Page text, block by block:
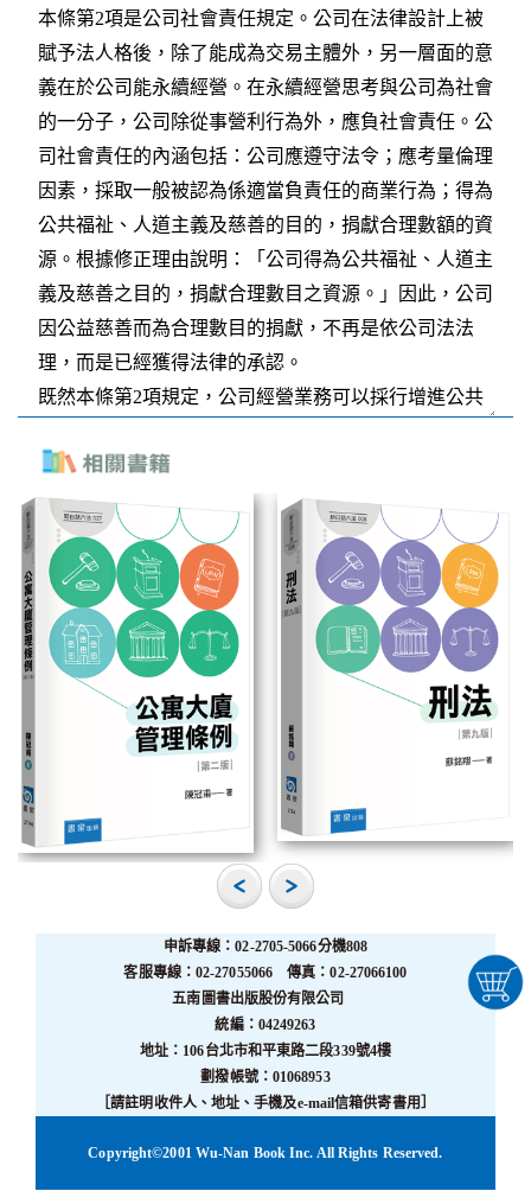
申訴專線：02-2705-5066分機808
客服專線：02-27055066 傳真：02-27066100
五南圖書出版股份有限公司
統編：04249263
地址：106台北市和平東路二段339號4樓
劃撥帳號：01068953
［請註明收件人、地址、手機及e-mail信箱供寄書用］
Copyright©2001 Wu-Nan Book Inc. All Rights Reserved.